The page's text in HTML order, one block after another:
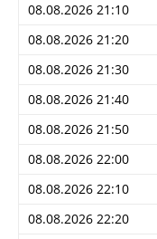
08.08.2026 21:10
08.08.2026 21:20
08.08.2026 21:30
08.08.2026 21:40
08.08.2026 21:50
08.08.2026 22:00
08.08.2026 22:10
08.08.2026 22:20